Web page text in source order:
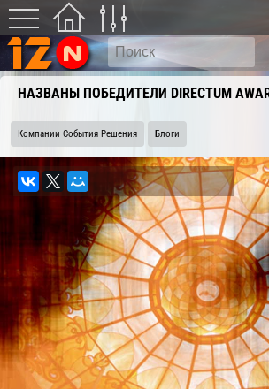
НАЗВАНЫ ПОБЕДИТЕЛИ DIRECTUM
Компании События Решения Блоги